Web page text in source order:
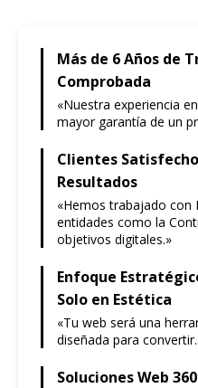
Más de 6 Años de
Comprobada
«Nuestra experiencia
mayor garantía de un
Clientes
Resultados
«Hemos trabajado con
entidades como la
objetivos digitales.»
Enfoque
Solo en Estética
«Tu web será una
diseñada para
Soluciones Web